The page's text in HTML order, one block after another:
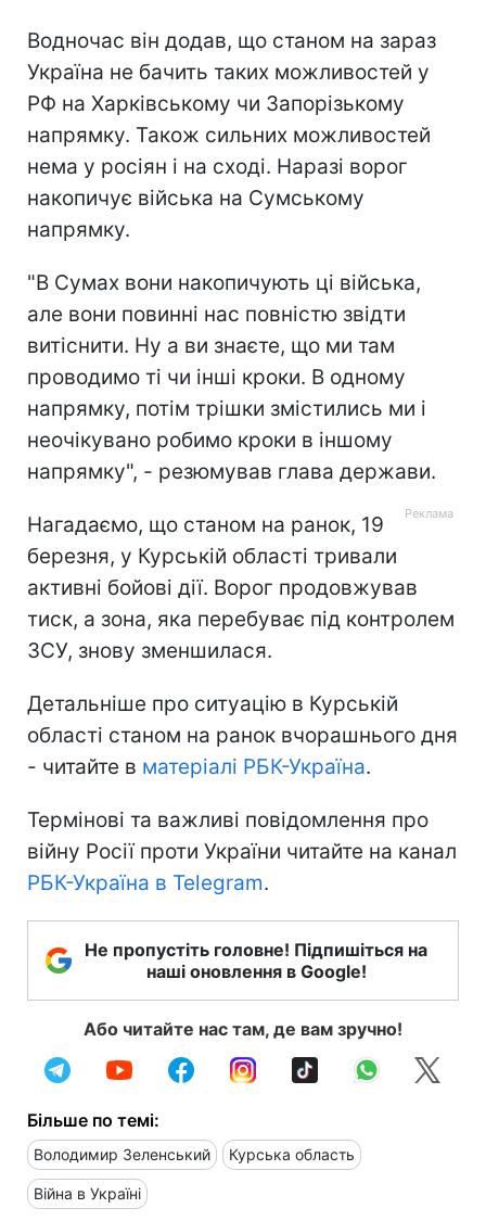
Водночас він додав, що станом на зараз
Україна не бачить таких можливостей у
РФ на Харківському чи Запорізькому
напрямку. Також сильних можливостей
нема у росіян і на сході. Наразі ворог
накопичує війська на Сумському
напрямку.
"В Сумах вони накопичують ці війська,
але вони повинні нас повністю звідти
витіснити. Ну а ви знаєте, що ми там
проводимо ті чи інші кроки. В одному
напрямку, потім трішки змістились ми і
неочікувано робимо кроки в іншому
напрямку", - резюмував глава держави.
Нагадаємо, що станом на ранок, 19
березня, у Курській області тривали
активні бойові дії. Ворог продовжував
тиск, а зона, яка перебуває під контролем
ЗСУ, знову зменшилася.
Детальніше про ситуацію в Курській
області станом на ранок вчорашнього дня
- читайте в матеріалі РБК-Україна.
Термінові та важливі повідомлення про
війну Росії проти України читайте на канал
РБК-Україна в Telegram.
Не пропустіть головне! Підпишіться на
наші оновлення в Google!
Або читайте нас там, де вам зручно!
Більше по темі:
Володимир Зеленський Курська область
Війна в Україні